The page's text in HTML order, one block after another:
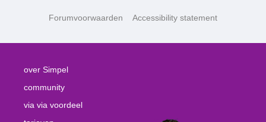
Forumvoorwaarden Accessibility statement
over Simpel
community
via via voordeel